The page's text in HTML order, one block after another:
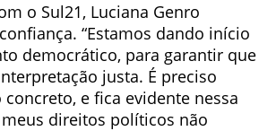
o Sul21, Luciana Genro
“Estamos dando início
democrático, para garantir que
justa. É preciso
e fica evidente nessa
direitos políticos não